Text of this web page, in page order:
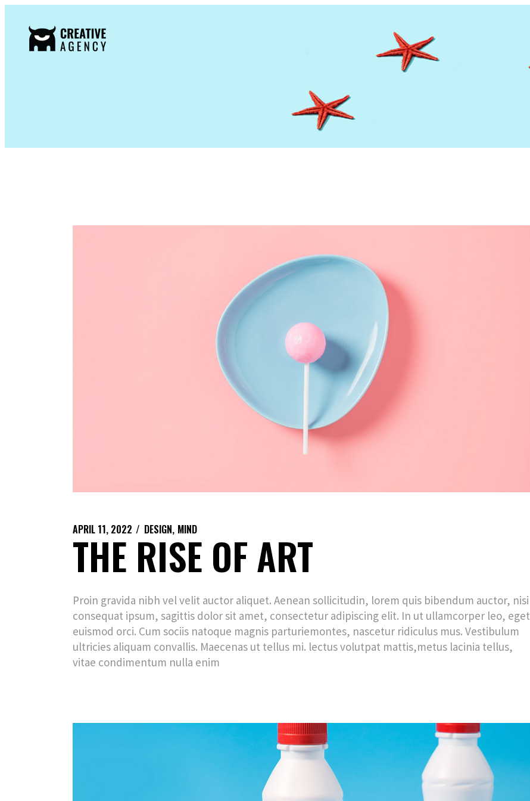
APRIL 11, 2022 DESIGN MIND
THE RISE OF ART
Proin gravida nibh vel velit auctor aliquet. Aenean sollicitudin, lorem quis bibendum auctor, nisi
consequat ipsum, sagittis dolor sit amet, consectetur adipiscing elit. In ut ullamcorper leo, eget
euismod orci. Cum sociis natoque magnis parturiemontes, nascetur ridiculus mus. Vestibulum
ultricies aliquam convallis. Maecenas ut tellus mi. lectus volutpat mattis,metus lacinia tellus,
vitae condimentum nulla enim